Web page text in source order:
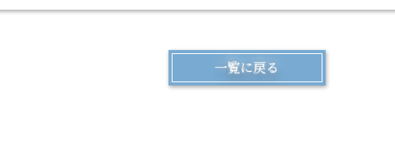
一覧に戻る